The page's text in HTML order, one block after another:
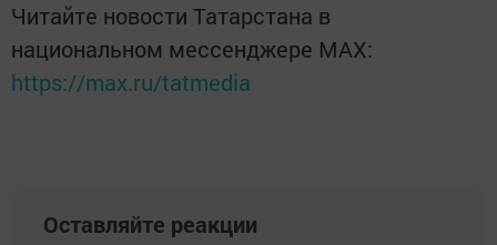
Читайте новости Татарстана в
национальном мессенджере MАХ:
https://max.ru/tatmedia
Оставляйте реакции